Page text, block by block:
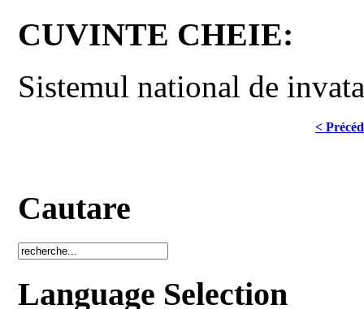
CUVINTE CHEIE:
Sistemul national de
<
Cautare
Language Selection